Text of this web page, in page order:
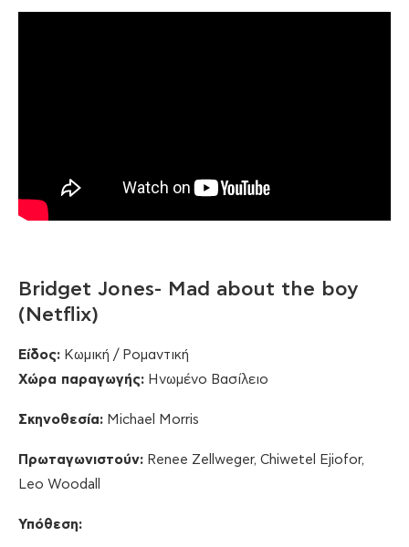
Bridget Jones- Mad about the boy
(Netflix)
Είδος: Κωμική / Ρομαντική
Χώρα παραγωγής: Ηνωμένο Βασίλειο
Σκηνοθεσία: Michael Morris
Πρωταγωνιστούν: Renee Zellweger, Chiwetel Ejiofor,
Leo Woodall
Υπόθεση: